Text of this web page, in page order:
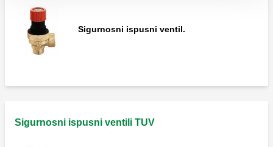
Sigurnosni ispusni ventil.
Sigurnosni ispusni ventili TUV